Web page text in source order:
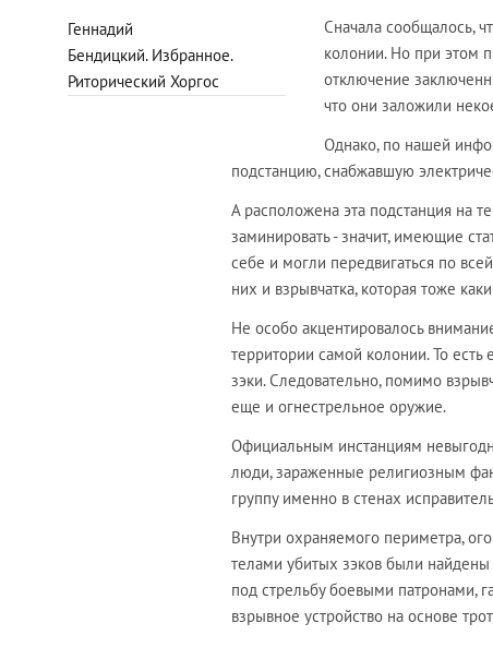
Геннадий
Бендицкий. Избранное.
Риторический Хоргос
Сначала сообщалось,
колонии. Но при этом
отключение
что они заложили
Однако, по нашей
подстанцию, снабжавшую
А расположена эта подстанция на
заминировать - значит, имеющие
себе и могли передвигаться по
них и взрывчатка, которая тоже
Не особо акцентировалось
территории самой колонии. То
зэки. Следовательно, помимо
еще и огнестрельное оружие.
Официальным инстанциям
люди, зараженные религиозным
группу именно в стенах
Внутри охраняемого периметра,
телами убитых зэков были найдены
под стрельбу боевыми патронами,
взрывное устройство на основе